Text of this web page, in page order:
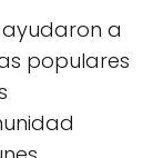
a
populares